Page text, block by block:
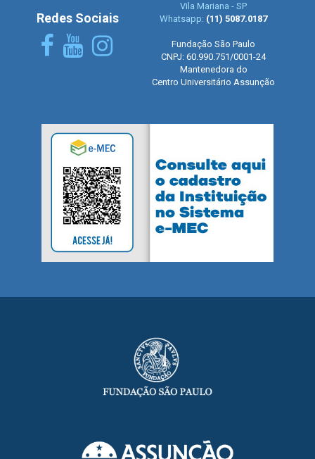
Redes Sociais
Vila Mariana - SP
Whatsapp: (11) 5087.0187
Fundação São Paulo
CNPJ: 60.990.751/0001-24
Mantenedora do
Centro Universitário Assunção